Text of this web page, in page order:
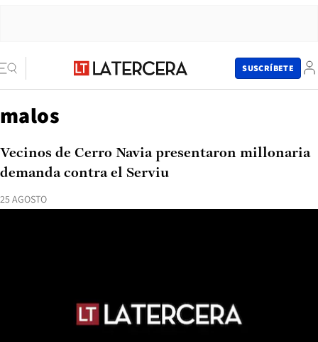
SUSCRÍBETE
malos
25 AGOSTO
Vecinos de Cerro Navia presentaron millonaria
demanda contra el Serviu